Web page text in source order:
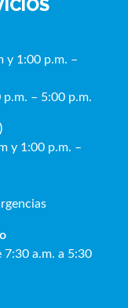
y 1:00 p.m. –
– 5:00 p.m.
y 1:00 p.m. –
7:30 a.m. a 5:30